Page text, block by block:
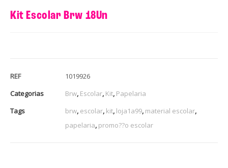
Kit Escolar Brw 18Un
REF
1019926
Categorias
Brw, Escolar, Kit, Papelaria
Tags
brw, escolar, kit, loja1a99, material escolar,
papelaria, promo??o escolar